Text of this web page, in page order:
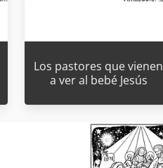
Los pastores que vienen
a ver al bebé Jesús